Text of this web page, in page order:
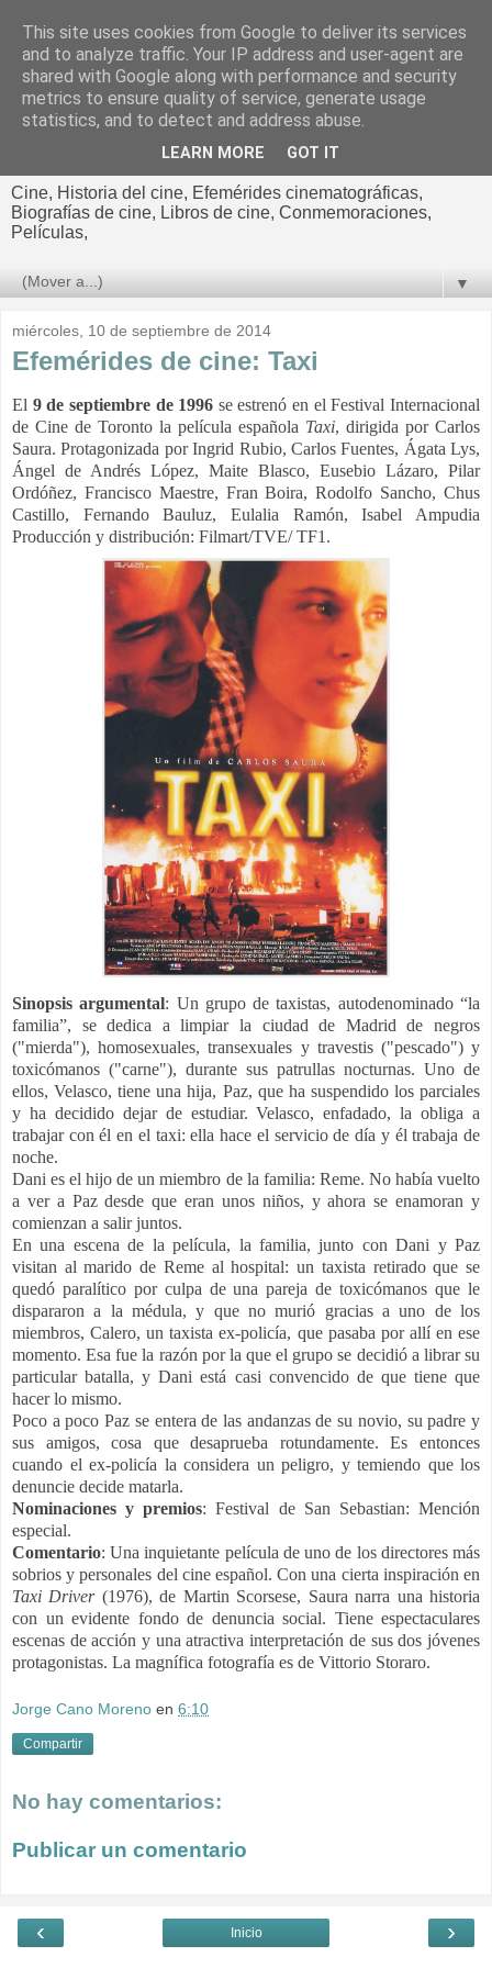
El cultural
cinematográfico de Jorge
Cine, Historia del cine, Efemérides cinematográficas,
Biografías de cine, Libros de cine, Conmemoraciones,
Películas,
▼
miércoles, 10 de septiembre de 2014
Efemérides de cine: Taxi
El 9 de septiembre de 1996 se estrenó en el Festival Internacional
de Cine de Toronto la película española Taxi, dirigida por Carlos
Saura. Protagonizada por Ingrid Rubio, Carlos Fuentes, Ágata Lys,
Ángel de Andrés López, Maite Blasco, Eusebio Lázaro, Pilar
Ordóñez, Francisco Maestre, Fran Boira, Rodolfo Sancho, Chus
Castillo, Fernando Bauluz, Eulalia Ramón, Isabel Ampudia
Producción y distribución: Filmart/TVE/ TF1.
Sinopsis argumental: Un grupo de taxistas, autodenominado “la
familia”, se dedica a limpiar la ciudad de Madrid de negros
("mierda"), homosexuales, transexuales y travestis ("pescado") y
toxicómanos ("carne"), durante sus patrullas nocturnas. Uno de
ellos, Velasco, tiene una hija, Paz, que ha suspendido los parciales
y ha decidido dejar de estudiar. Velasco, enfadado, la obliga a
trabajar con él en el taxi: ella hace el servicio de día y él trabaja de
noche.
Dani es el hijo de un miembro de la familia: Reme. No había vuelto
a ver a Paz desde que eran unos niños, y ahora se enamoran y
comienzan a salir juntos.
En una escena de la película, la familia, junto con Dani y Paz
visitan al marido de Reme al hospital: un taxista retirado que se
quedó paralítico por culpa de una pareja de toxicómanos que le
dispararon a la médula, y que no murió gracias a uno de los
miembros, Calero, un taxista ex-policía, que pasaba por allí en ese
momento. Esa fue la razón por la que el grupo se decidió a librar su
particular batalla, y Dani está casi convencido de que tiene que
hacer lo mismo.
Poco a poco Paz se entera de las andanzas de su novio, su padre y
sus amigos, cosa que desaprueba rotundamente. Es entonces
cuando el ex-policía la considera un peligro, y temiendo que los
denuncie decide matarla.
Nominaciones y premios: Festival de San Sebastian: Mención
especial.
Comentario: Una inquietante película de uno de los directores más
sobrios y personales del cine español. Con una cierta inspiración en
Taxi Driver(1976), de Martin Scorsese, Saura narra una historia
con un evidente fondo de denuncia social. Tiene espectaculares
escenas de acción y una atractiva interpretación de sus dos jóvenes
protagonistas. La magnífica fotografía es de Vittorio Storaro.
Jorge Cano Moreno en 6:10
Compartir
No hay comentarios:
Publicar un comentario
‹ ›
Inicio
This site uses cookies from Google to deliver its services
and to analyze traffic. Your IP address and user-agent are
shared with Google along with performance and security
metrics to ensure quality of service, generate usage
statistics, and to detect and address abuse.
LEARN MORE GOT IT